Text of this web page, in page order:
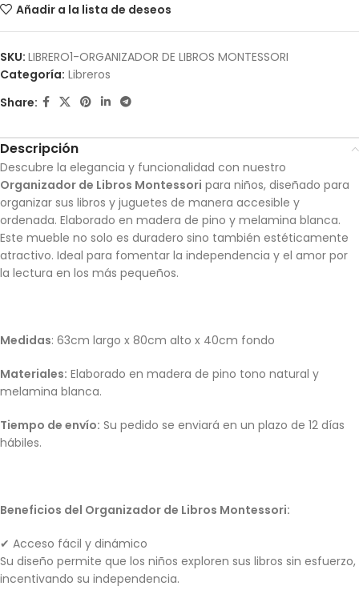
Añadir a la lista de deseos
SKU: LIBRERO1-ORGANIZADOR DE LIBROS MONTESSORI
Categoría: Libreros
Share:
Descripción
Descubre la elegancia y funcionalidad con nuestro
Organizador de Libros Montessori para niños, diseñado para
organizar sus libros y juguetes de manera accesible y
ordenada. Elaborado en madera de pino y melamina blanca.
Este mueble no solo es duradero sino también estéticamente
atractivo. Ideal para fomentar la independencia y el amor por
la lectura en los más pequeños.
Medidas: 63cm largo x 80cm alto x 40cm fondo
Materiales: Elaborado en madera de pino tono natural y
melamina blanca.
Tiempo de envío: Su pedido se enviará en un plazo de 12 días
hábiles.
Beneficios del Organizador de Libros Montessori:
✔ Acceso fácil y dinámico
Su diseño permite que los niños exploren sus libros sin esfuerzo,
incentivando su independencia.